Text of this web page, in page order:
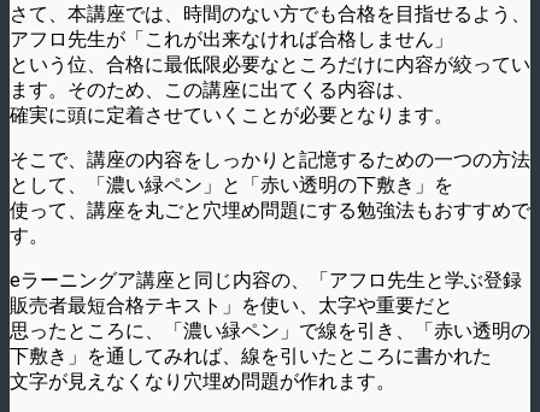
さて、本講座では、時間のない方でも合格を目指せるよう、
アフロ先生が「これが出来なければ合格しません」
という位、合格に最低限必要なところだけに内容が絞ってい
ます。そのため、この講座に出てくる内容は、
確実に頭に定着させていくことが必要となります。
そこで、講座の内容をしっかりと記憶するための一つの方法
として、「濃い緑ペン」と「赤い透明の下敷き」を
使って、講座を丸ごと穴埋め問題にする勉強法もおすすめで
す。
eラーニングア講座と同じ内容の、「アフロ先生と学ぶ登録
販売者最短合格テキスト」を使い、太字や重要だと
思ったところに、「濃い緑ペン」で線を引き、「赤い透明の
下敷き」を通してみれば、線を引いたところに書かれた
文字が見えなくなり穴埋め問題が作れます。